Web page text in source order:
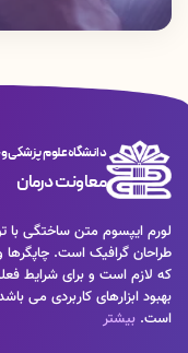
دانشگاه علوم پزشکی
معاونت درمان
لورم ایپسوم متن ساختگی با
طراحان گرافیک است.
که لازم است و برای شرایط
بهبود ابزارهای کاربردی می
است. بیشتر